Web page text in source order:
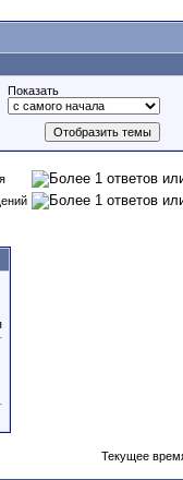
Показать
Текущее